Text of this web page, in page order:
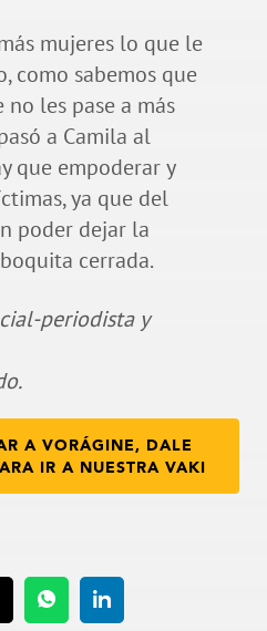
mujeres lo que le
como sabemos que
no les pase a más
a Camila al
que empoderar y
ya que del
poder dejar la
cerrada.
periodista y
A VORÁGINE, DALE
IR A NUESTRA VAKI